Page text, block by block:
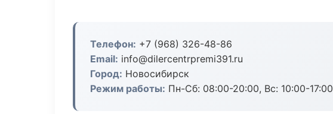
Телефон: +7 (968) 326-48-86
Email: info@dilercentrpremi391.ru
Город: Новосибирск
Режим работы: Пн-Сб: 08:00-20:00, Вс: 10:00-17:00